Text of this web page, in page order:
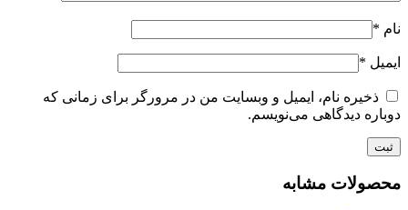
نام *
ایمیل *
ذخیره نام، ایمیل و وبسایت من در مرورگر برای زمانی که
دوباره دیدگاهی می‌نویسم.
محصولات مشابه